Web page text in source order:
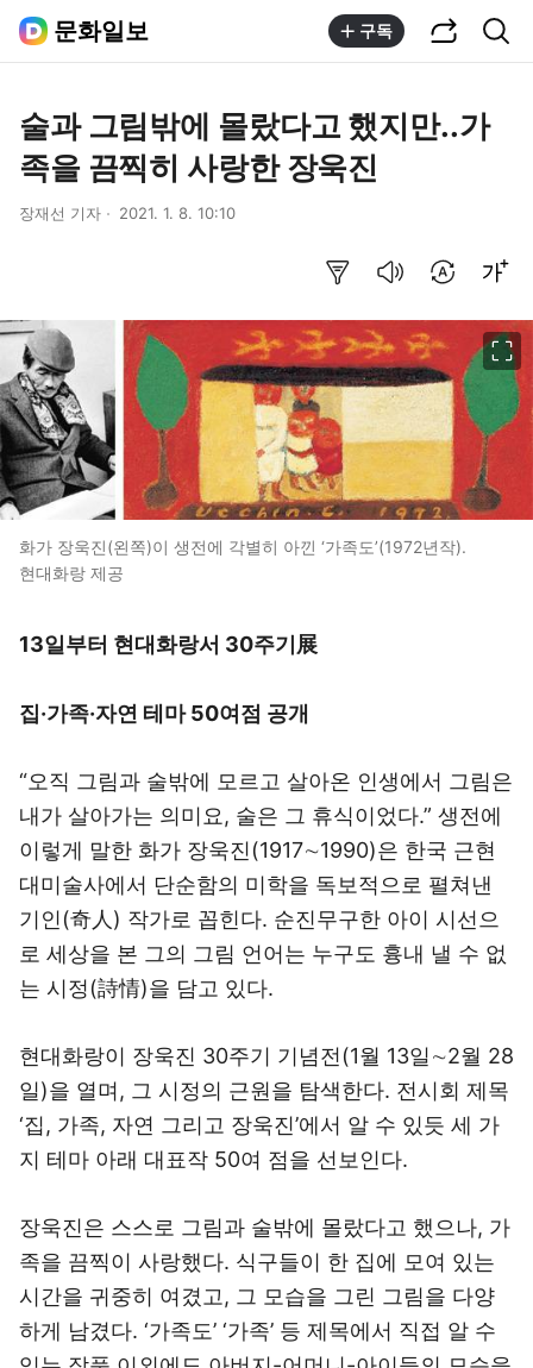
문화일보 구독
술과 그림밖에 몰랐다고 했지만..가
족을 끔찍히 사랑한 장욱진
장재선 기자 2021. 1. 8. 10:10
화가 장욱진(왼쪽)이 생전에 각별히 아낀 ‘가족도’(1972년작).
현대화랑 제공
13일부터 현대화랑서 30주기展
집·가족·자연 테마 50여점 공개
“오직 그림과 술밖에 모르고 살아온 인생에서 그림은
내가 살아가는 의미요, 술은 그 휴식이었다.” 생전에
이렇게 말한 화가 장욱진(1917∼1990)은 한국 근현
대미술사에서 단순함의 미학을 독보적으로 펼쳐낸
기인(奇人) 작가로 꼽힌다. 순진무구한 아이 시선으
로 세상을 본 그의 그림 언어는 누구도 흉내 낼 수 없
는 시정(詩情)을 담고 있다.
현대화랑이 장욱진 30주기 기념전(1월 13일∼2월 28
일)을 열며, 그 시정의 근원을 탐색한다. 전시회 제목
‘집, 가족, 자연 그리고 장욱진’에서 알 수 있듯 세 가
지 테마 아래 대표작 50여 점을 선보인다.
장욱진은 스스로 그림과 술밖에 몰랐다고 했으나, 가
족을 끔찍이 사랑했다. 식구들이 한 집에 모여 있는
시간을 귀중히 여겼고, 그 모습을 그린 그림을 다양
하게 남겼다. ‘가족도’ ‘가족’ 등 제목에서 직접 알 수